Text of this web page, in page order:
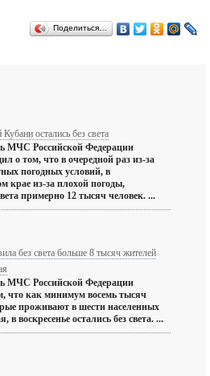
Поделиться…
остались без света
МЧС Российской Федерации
о том, что в очередной раз из-за
погодных условий, в
крае из-за плохой погоды,
примерно 12 тысяч человек. ...
без света больше 8 тысяч жителей
МЧС Российской Федерации
что как минимум восемь тысяч
проживают в шести населенных
в воскресенье остались без света. ...